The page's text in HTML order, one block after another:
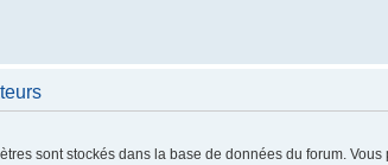
sont stockés dans la base de données du forum.